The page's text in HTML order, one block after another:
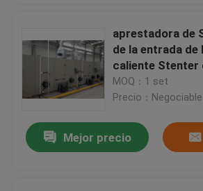
aprestadora de
de la entrada de
caliente Stenter
la combustión
MOQ：1 set
Precio：Negociable
Mejor precio